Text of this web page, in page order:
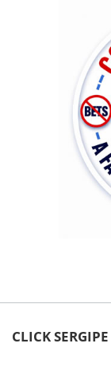
CLICK SERGIPE